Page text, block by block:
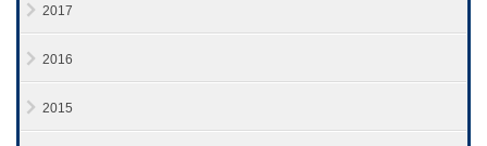
2017
2016
2015